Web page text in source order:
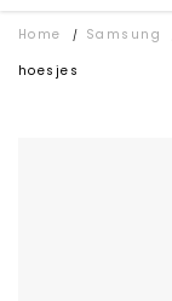
Home / Samsung
hoesjes